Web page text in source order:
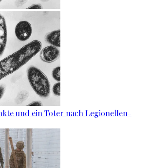
und ein Toter nach Legionellen-